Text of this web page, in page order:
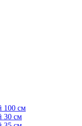
100 см
30 см